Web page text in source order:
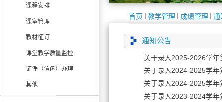
课程安排
课室管理
教材征订
课堂教学质量监控
证件（信函）办理
其他
首页 教学管理 成绩管理 通
通知公告
关于录入2025-2026学
关于录入2024-2025学
关于录入2024-2025学
关于录入2023-2024学